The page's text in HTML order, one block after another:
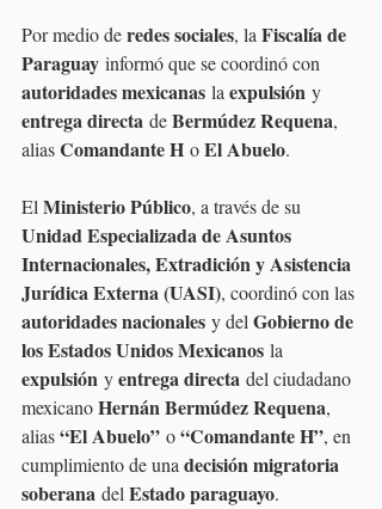
Por medio de redes sociales, la Fiscalía de
Paraguay informó que se coordinó con
autoridades mexicanas la expulsión y
entrega directa de Bermúdez Requena,
alias Comandante H o El Abuelo.
El Ministerio Público, a través de su
Unidad Especializada de Asuntos
Internacionales, Extradición y Asistencia
Jurídica Externa (UASI), coordinó con las
autoridades nacionales y del Gobierno de
los Estados Unidos Mexicanos la
expulsión y entrega directa del ciudadano
mexicano Hernán Bermúdez Requena,
alias “El Abuelo” o “Comandante H”, en
cumplimiento de una decisión migratoria
soberana del Estado paraguayo.